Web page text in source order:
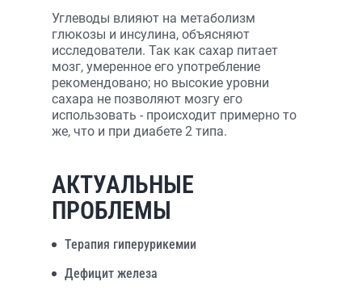
Углеводы влияют на метаболизм
глюкозы и инсулина, объясняют
исследователи. Так как сахар питает
мозг, умеренное его употребление
рекомендовано; но высокие уровни
сахара не позволяют мозгу его
использовать - происходит примерно то
же, что и при диабете 2 типа.
АКТУАЛЬНЫЕ
ПРОБЛЕМЫ
Терапия гиперурикемии
Дефицит железа